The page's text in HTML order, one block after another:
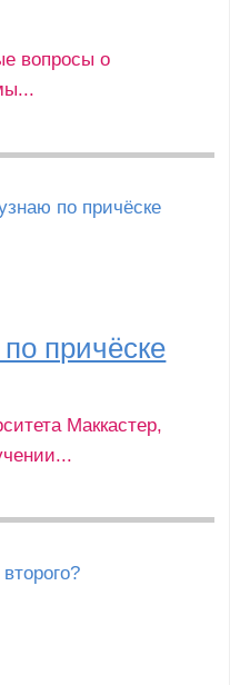
вопросы о
причёске
Маккастер,